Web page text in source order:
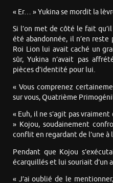
« Er… » Yukina se mordit la
Si l’on met de côté le fait
été abandonnée, il n’en reste
Roi Lion lui avait caché un
sûr, Yukina n’avait pas
pièces d’identité pour lui.
« Vous comprenez
sur vous, Quatrième
« Euh, il ne s’agit pas
» Kojou, soudainement
conflit en regardant de l’une à
Pendant que Kojou
écarquillés et lui souriait d’un
« J’ai oublié de le